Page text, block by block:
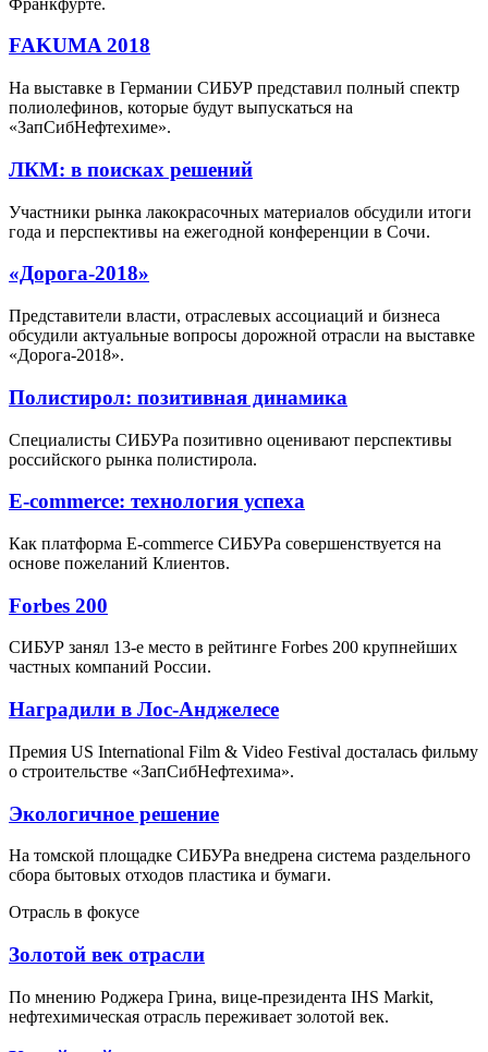
FAKUMA 2018
На выставке в Германии СИБУР представил полный спектр
полиолефинов, которые будут выпускаться на
«ЗапСибНефтехиме».
ЛКМ: в поисках решений
Участники рынка лакокрасочных материалов обсудили итоги
года и перспективы на ежегодной конференции в Сочи.
«Дорога-2018»
Представители власти, отраслевых ассоциаций и бизнеса
обсудили актуальные вопросы дорожной отрасли на выставке
«Дорога-2018».
Полистирол: позитивная динамика
Специалисты СИБУРа позитивно оценивают перспективы
российского рынка полистирола.
Е-commerce: технология успеха
Как платформа E-commerce СИБУРа совершенствуется на
основе пожеланий Клиентов.
Forbes 200
СИБУР занял 13-е место в рейтинге Forbes 200 крупнейших
частных компаний России.
Наградили в Лос-Анджелесе
Премия US International Film & Video Festival досталась фильму
о строительстве «ЗапСибНефтехима».
Экологичное решение
На томской площадке СИБУРа внедрена система раздельного
сбора бытовых отходов пластика и бумаги.
Отрасль в фокусе
Золотой век отрасли
По мнению Роджера Грина, вице-президента IHS Markit,
нефтехимическая отрасль переживает золотой век.